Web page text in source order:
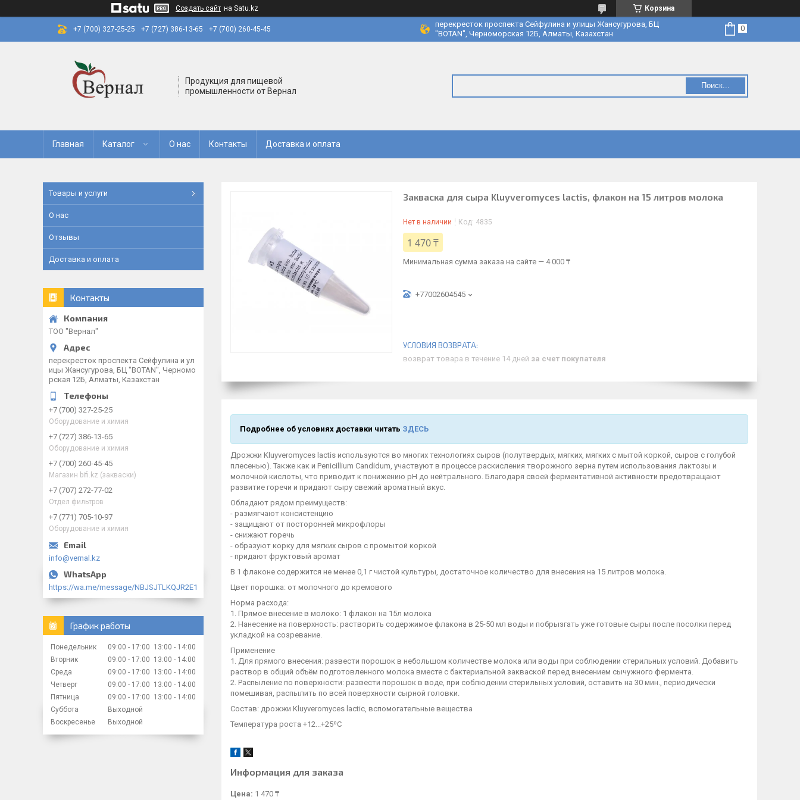
Создать сайт на Satu.kz Корзина
+7 (700) 327-25-25 +7 (727) 386-13-65 +7 (700) 260-45-45
перекресток проспекта Сейфулина и улицы Жансугурова, БЦ
"BOTAN", Черноморская 12Б, Алматы, Казахстан
Продукция для пищевой
промышленности от Вернал
Поиск...
Главная Каталог О нас Контакты Доставка и оплата
Закваска для сыра Kluyveromyces lactis, флакон на 15 литров молока
Нет в наличии Код: 4835
1 470 ₸
Минимальная сумма заказа на сайте — 4 000 ₸
+77002604545
возврат товара в течение 14 дней за счет покупателя
Подробнее об условиях доставки читать ЗДЕСЬ
Дрожжи Kluyveromyces lactis используются во многих технологиях сыров (полутвердых, мягких, мягких с мытой коркой, сыров с голубой
плесенью). Также как и Penicillium Candidum, участвуют в процессе раскисления творожного зерна путем использования лактозы и
молочной кислоты, что приводит к понижению pH до нейтрального. Благодаря своей ферментативной активности предотвращают
развитие горечи и придают сыру свежий ароматный вкус.
Обладают рядом преимуществ:
- размягчают консистенцию
- защищают от посторонней микрофлоры
- снижают горечь
- образуют корку для мягких сыров с промытой коркой
- придают фруктовый аромат
В 1 флаконе содержится не менее 0,1 г чистой культуры, достаточное количество для внесения на 15 литров молока.
Цвет порошка: от молочного до кремового
Норма расхода:
1. Прямое внесение в молоко: 1 флакон на 15л молока
2. Нанесение на поверхность: растворить содержимое флакона в 25-50 мл воды и побрызгать уже готовые сыры после посолки перед
укладкой на созревание.
Применение
1. Для прямого внесения: развести порошок в небольшом количестве молока или воды при соблюдении стерильных условий. Добавить
раствор в общий объём подготовленного молока вместе с бактериальной закваской перед внесением сычужного фермента.
2. Распыление по поверхности: развести порошок в воде, при соблюдении стерильных условий, оставить на 30 мин., периодически
помешивая, распылить по всей поверхности сырной головки.
Состав: дрожжи Kluyveromyces lactic, вспомогательные вещества
Температура роста +12...+25⁰C
Информация для заказа
Цена: 1 470 ₸
Товары и услуги
О нас
Отзывы
Доставка и оплата
Контакты
ТОО "Вернал"
перекресток проспекта Сейфулина и ул
ицы Жансугурова, БЦ "BOTAN", Черномо
рская 12Б, Алматы, Казахстан
+7 (700) 327-25-25
Оборудование и химия
+7 (727) 386-13-65
Оборудование и химия
+7 (700) 260-45-45
Магазин bifi.kz (закваски)
+7 (707) 272-77-02
Отдел фильтров
+7 (771) 705-10-97
Оборудование и химия
info@vernal.kz
https://wa.me/message/NBJSJTLKQJR2E1
График работы
Понедельник 09:00 17:00 13:00
14:00
Вторник
09:00 17:00 13:00
14:00
Среда
09:00 17:00 13:00
14:00
Четверг
09:00 17:00 13:00
14:00
Пятница
09:00 17:00 13:00
14:00
Суббота
Выходной
Воскресенье
Выходной